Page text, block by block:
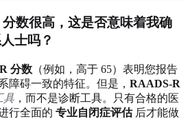
数很高，这是否意味着我确
士吗？
分数 （例如，高于 65）表明您报告
障碍一致的特征。但是， RAADS-R
具 ，而不是诊断工具。只有合格的医
行全面的 专业自闭症评估后才能做